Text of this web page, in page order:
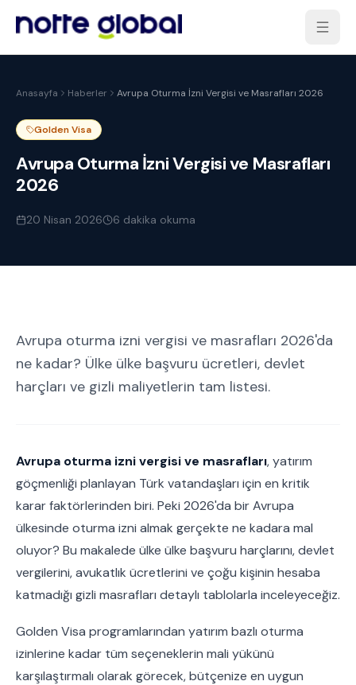
Anasayfa Haberler Avrupa Oturma İzni Vergisi ve Masrafları 2026
Golden Visa
Avrupa Oturma İzni Vergisi ve Masrafları
2026
20 Nisan 2026 6 dakika okuma
Avrupa oturma izni vergisi ve masrafları 2026'da
ne kadar? Ülke ülke başvuru ücretleri, devlet
harçları ve gizli maliyetlerin tam listesi.
Avrupa oturma izni vergisi ve masrafları, yatırım
göçmenliği planlayan Türk vatandaşları için en kritik
karar faktörlerinden biri. Peki 2026'da bir Avrupa
ülkesinde oturma izni almak gerçekte ne kadara mal
oluyor? Bu makalede ülke ülke başvuru harçlarını, devlet
vergilerini, avukatlık ücretlerini ve çoğu kişinin hesaba
katmadığı gizli masrafları detaylı tablolarla inceleyeceğiz.
Golden Visa programlarından yatırım bazlı oturma
izinlerine kadar tüm seçeneklerin mali yükünü
karşılaştırmalı olarak görecek, bütçenize en uygun